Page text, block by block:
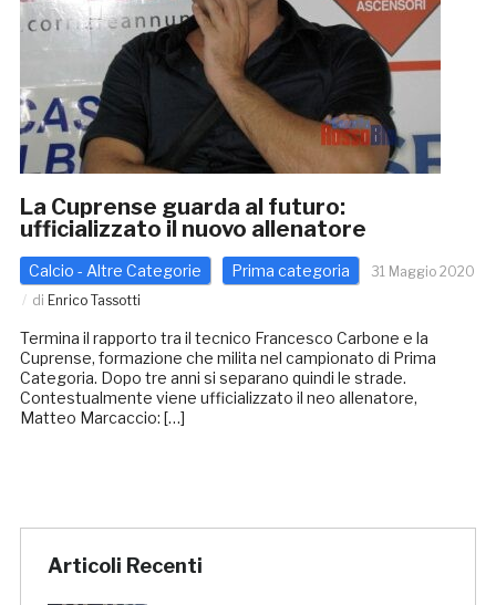
La Cuprense guarda al futuro:
ufficializzato il nuovo allenatore
Calcio - Altre Categorie Prima categoria
31 Maggio 2020
di Enrico Tassotti
Termina il rapporto tra il tecnico Francesco Carbone e la
Cuprense, formazione che milita nel campionato di Prima
Categoria. Dopo tre anni si separano quindi le strade.
Contestualmente viene ufficializzato il neo allenatore,
Matteo Marcaccio: […]
Articoli Recenti